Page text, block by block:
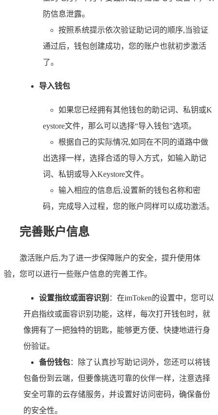
防信息泄露。
按照系统提示依次验证助记词的顺序,当验证
通过后，钱包创建成功，您的账户也就初步激活
了。
导入钱包
如果您已经拥有其他钱包的助记词、私钥或K
eystore文件，那么可以选择“导入钱包”选项。
根据自己的实际情况,如同在不同的道路中做
出选择一样，选择合适的导入方式，如输入助记
词、私钥或导入Keystore文件。
输入相应的信息后,设置新的钱包名称和密
码，完成导入过程，您的账户同样可以成功激活。
完善账户信息
激活账户后,为了进一步保障账户的安全，提升使用体
验，您可以进行一些账户信息的完善工作。
设置指纹或面容识别 ：在imToken的设置中，您可以
开启指纹或面容识别功能，这样，每次打开钱包时，就
像拥有了一把独特的钥匙，能够更方便、快捷地进行身
份验证。
备份钱包：除了认真抄写助记词外，您还可以将钱
包备份到云端，但要像挑选可靠的伙伴一样，注意选择
安全可靠的云存储服务，并设置好访问密码，确保备份
的安全性。